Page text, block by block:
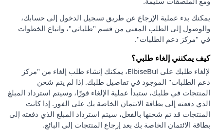
يمكنك بدء عملية الإرجاع عن طريق تسجيل الدخول إلى حسابك،
والوصول إلى الطلب المعني من قسم "طلباتي"، واتباع الخطوات
في "مركز دعم الطلبات".
كيف يمكنني إلغاء طلبي؟
لإلغاء طلبك على ElbiseBul، يمكنك إنشاء طلب إلغاء من "مركز
دعم الطلبات" الموجود في تفاصيل طلبك. إذا لم يتم شحن
المنتجات في طلبك، ستبدأ عملية الإلغاء فورًا، وسيتم استرداد المبلغ
الذي دفعته إلى بطاقة الائتمان الخاصة بك على الفور. إذا كانت
المنتجات قد تم شحنها بالفعل، سيتم استرداد المبلغ الذي دفعته إلى
بطاقة الائتمان الخاصة بك بعد إرجاع المنتجات إلى البائع.